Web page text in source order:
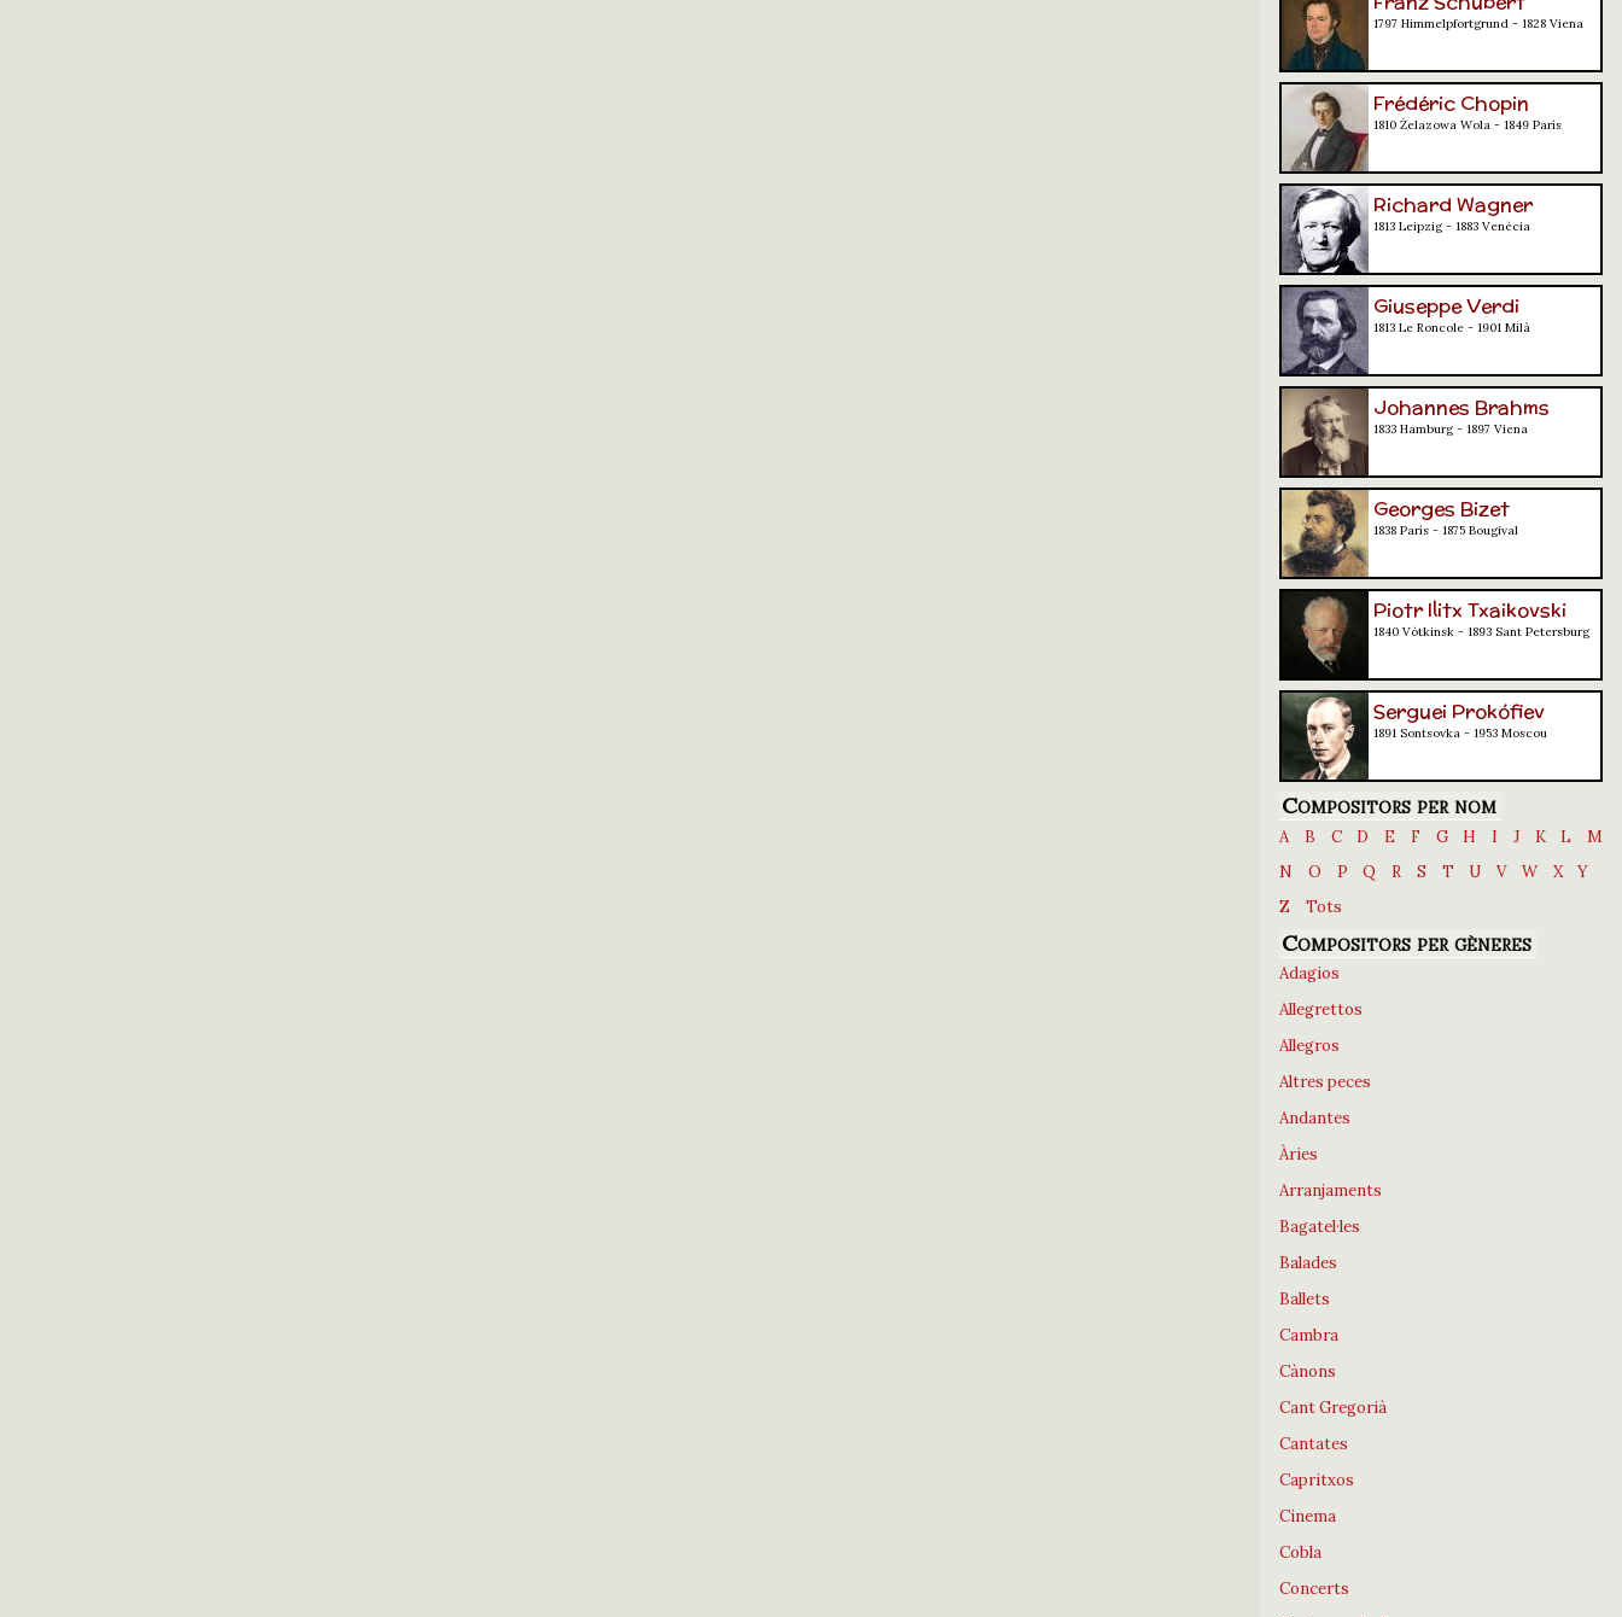
1797 Himmelpfortgrund - 1828 Viena
Frédéric Chopin
1810 Żelazowa Wola - 1849 París
Richard Wagner
1813 Leipzig - 1883 Venècia
Giuseppe Verdi
1813 Le Roncole - 1901 Milà
Johannes Brahms
1833 Hamburg - 1897 Viena
Georges Bizet
1838 París - 1875 Bougival
Piotr Ilitx Txaikovski
1840 Vótkinsk - 1893 Sant Petersburg
Serguei Prokófiev
1891 Sontsovka - 1953 Moscou
Compositors per nom
A B C D E F G H I J K L
M
N
O P Q R S T U V W X
Y
Z
Tots
Compositors per gèneres
Adagios
Allegrettos
Allegros
Altres peces
Andantes
Àries
Arranjaments
Bagatel·les
Balades
Ballets
Cambra
Cànons
Cant Gregorià
Cantates
Capritxos
Cinema
Cobla
Concerts